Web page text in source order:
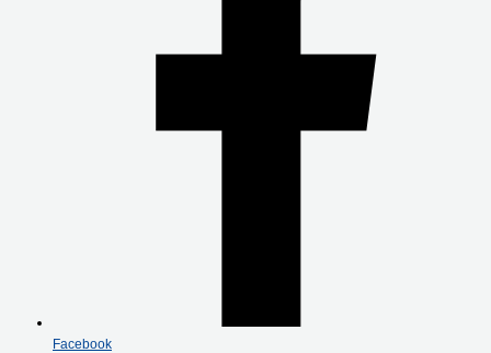
Facebook